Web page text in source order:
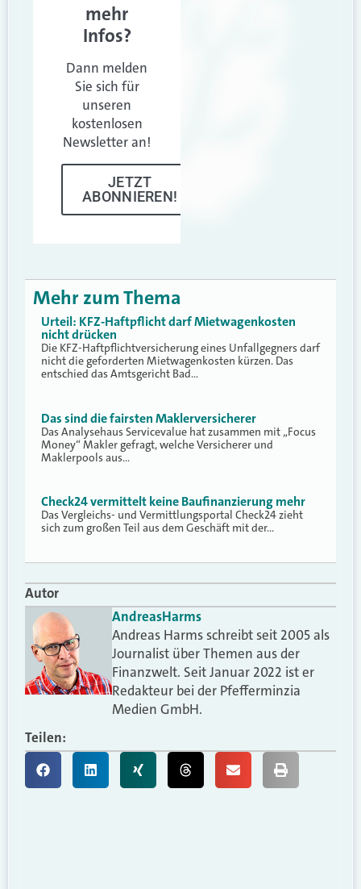
mehr
Infos?
Dann melden
Sie sich für
unseren
kostenlosen
Newsletter an!
JETZT
ABONNIEREN!
Mehr zum Thema
Urteil: KFZ-Haftpflicht darf Mietwagenkosten
nicht drücken
Die KFZ-Haftpflichtversicherung eines Unfallgegners darf
nicht die geforderten Mietwagenkosten kürzen. Das
entschied das Amtsgericht Bad…
Das sind die fairsten Maklerversicherer
Das Analysehaus Servicevalue hat zusammen mit „Focus
Money“ Makler gefragt, welche Versicherer und
Maklerpools aus…
Check24 vermittelt keine Baufinanzierung mehr
Das Vergleichs- und Vermittlungsportal Check24 zieht
sich zum großen Teil aus dem Geschäft mit der…
Autor
AndreasHarms
Andreas Harms schreibt seit 2005 als
Journalist über Themen aus der
Finanzwelt. Seit Januar 2022 ist er
Redakteur bei der Pfefferminzia
Medien GmbH.
Teilen: